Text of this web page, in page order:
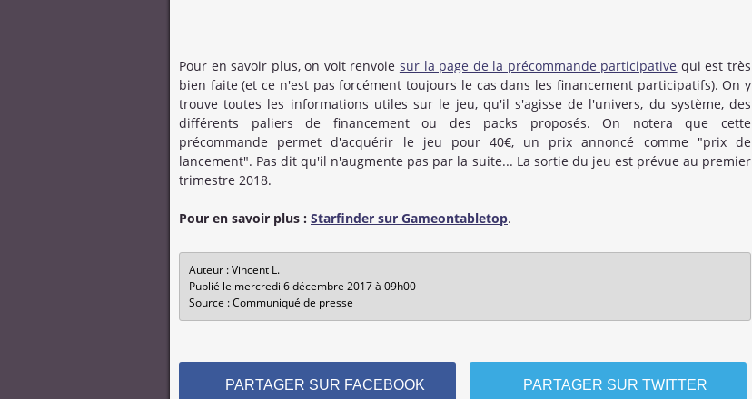
Pour en savoir plus, on voit renvoie sur la page de la précommande participative qui est très
bien faite (et ce n'est pas forcément toujours le cas dans les financement participatifs). On y
trouve toutes les informations utiles sur le jeu, qu'il s'agisse de l'univers, du système, des
différents paliers de financement ou des packs proposés. On notera que cette
précommande permet d'acquérir le jeu pour 40€, un prix annoncé comme "prix de
lancement". Pas dit qu'il n'augmente pas par la suite... La sortie du jeu est prévue au premier
trimestre 2018.
Pour en savoir plus : Starfinder sur Gameontabletop.
Auteur : Vincent L.
Publié le mercredi 6 décembre 2017 à 09h00
Source : Communiqué de presse
PARTAGER SUR FACEBOOK PARTAGER SUR TWITTER